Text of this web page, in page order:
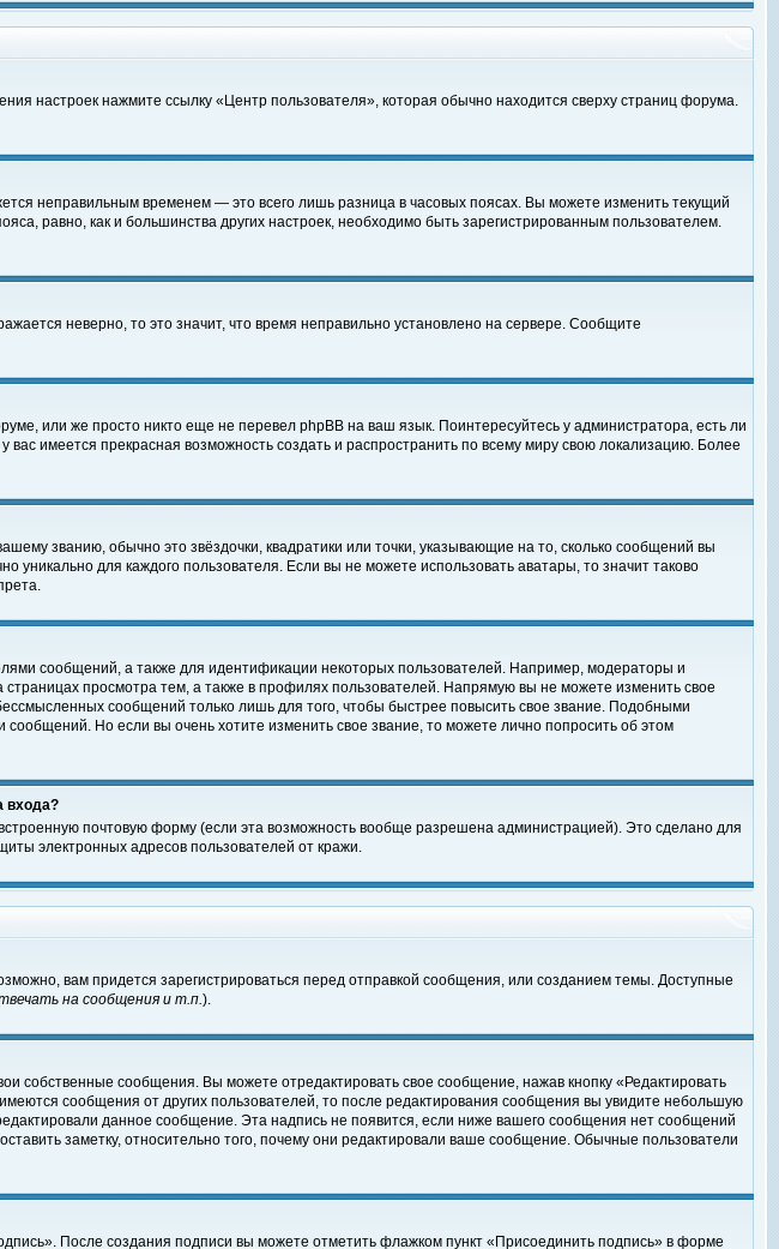
настроек нажмите ссылку «Центр пользователя», которая обычно находится сверху страниц форума.
неправильным временем — это всего лишь разница в часовых поясах. Вы можете изменить текущий
равно, как и большинства других настроек, необходимо быть зарегистрированным пользователем.
неверно, то это значит, что время неправильно установлено на сервере. Сообщите
или же просто никто еще не перевел phpBB на ваш язык. Поинтересуйтесь у администратора, есть ли
имеется прекрасная возможность создать и распространить по всему миру свою локализацию. Более
званию, обычно это звёздочки, квадратики или точки, указывающие на то, сколько сообщений вы
для каждого пользователя. Если вы не можете использовать аватары, то значит таково
сообщений, а также для идентификации некоторых пользователей. Например, модераторы и
просмотра тем, а также в профилях пользователей. Напрямую вы не можете изменить свое
сообщений только лишь для того, чтобы быстрее повысить свое звание. Подобными
Но если вы очень хотите изменить свое звание, то можете лично попросить об этом
входа?
почтовую форму (если эта возможность вообще разрешена администрацией). Это сделано для
электронных адресов пользователей от кражи.
вам придется зарегистрироваться перед отправкой сообщения, или созданием темы. Доступные
на сообщения и т.п.).
собственные сообщения. Вы можете отредактировать свое сообщение, нажав кнопку «Редактировать
сообщения от других пользователей, то после редактирования сообщения вы увидите небольшую
данное сообщение. Эта надпись не появится, если ниже вашего сообщения нет сообщений
заметку, относительно того, почему они редактировали ваше сообщение. Обычные пользователи
После создания подписи вы можете отметить флажком пункт «Присоединить подпись» в форме